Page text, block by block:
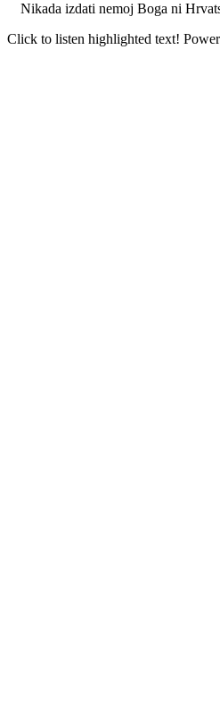
Nikada izdati nemoj Boga ni
Click to listen highlighted text!